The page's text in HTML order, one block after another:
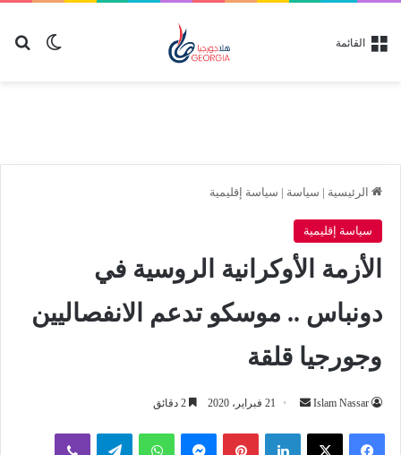
الوضع القائمة
الرئيسية | سياسة | سياسة إقليمية
سياسة إقليمية
الأزمة الأوكرانية الروسية في
دونباس .. موسكو تدعم الانفصاليين
وجورجيا قلقة
Islam Nassar
أرسل
إلكترونيا
21 فبراير، 2020
لينكدإن بينتيريستماسنجر واتساب تيلقرام ڤايبر